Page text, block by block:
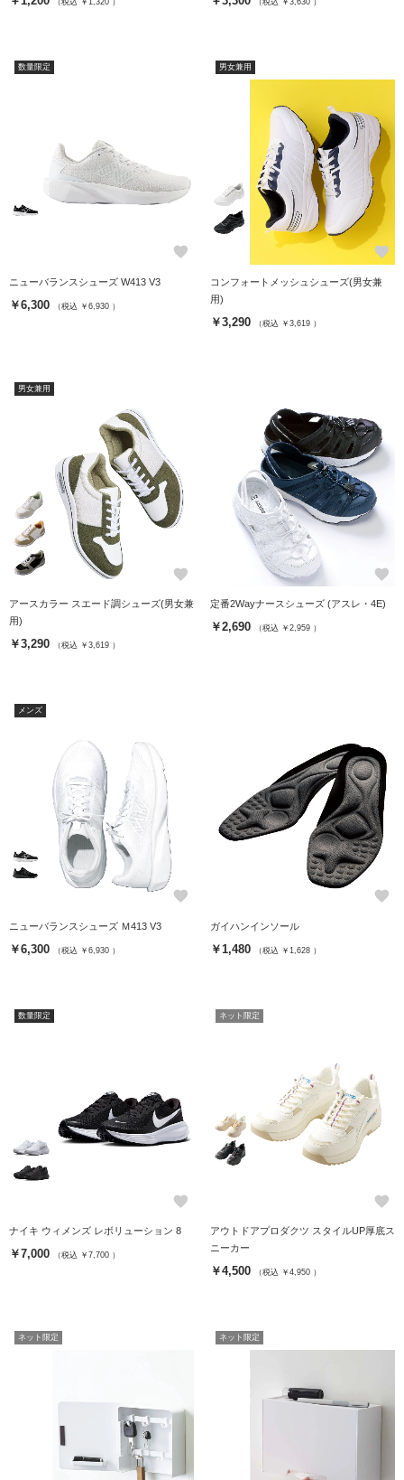
数量限定
favorite
ニューバランスシューズ W413 V3
￥6,300 （税込 ￥6,930 ）
男女兼用
favorite
コンフォートメッシュシューズ(男女兼
用)
￥3,290 （税込 ￥3,619 ）
男女兼用
favorite
アースカラー スエード調シューズ(男女兼
用)
￥3,290 （税込 ￥3,619 ）
favorite
定番2Wayナースシューズ (アスレ・4E)
￥2,690 （税込 ￥2,959 ）
メンズ
favorite
ニューバランスシューズ Ｍ413 V3
￥6,300 （税込 ￥6,930 ）
favorite
ガイハンインソール
￥1,480 （税込 ￥1,628 ）
数量限定
favorite
ナイキ ウィメンズ レボリューション 8
￥7,000 （税込 ￥7,700 ）
ネット限定
favorite
アウトドアプロダクツ スタイルUP厚底ス
ニーカー
￥4,500 （税込 ￥4,950 ）
ネット限定 ネット限定